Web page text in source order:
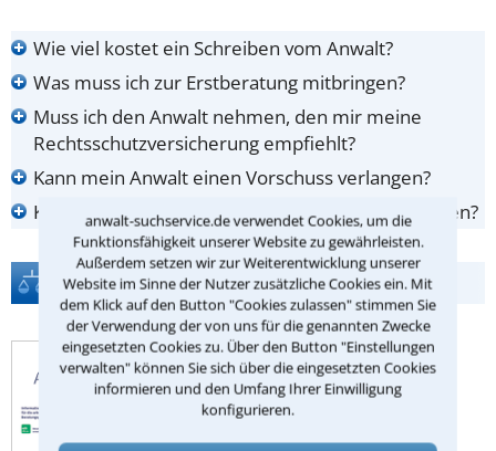
anwalt-suchservice.de verwendet Cookies, um die
Funktionsfähigkeit unserer Website zu gewährleisten.
Außerdem setzen wir zur Weiterentwicklung unserer
Website im Sinne der Nutzer zusätzliche Cookies ein. Mit
dem Klick auf den Button "Cookies zulassen" stimmen Sie
der Verwendung der von uns für die genannten Zwecke
eingesetzten Cookies zu. Über den Button "Einstellungen
verwalten" können Sie sich über die eingesetzten Cookies
informieren und den Umfang Ihrer Einwilligung
konfigurieren.
Wie viel kostet ein Schreiben vom Anwalt?
Was muss ich zur Erstberatung mitbringen?
Muss ich den Anwalt nehmen, den mir meine
Rechtsschutzversicherung empfiehlt?
Kann mein Anwalt einen Vorschuss verlangen?
Kann ich mich beim Anwalt anonym beraten lassen?
Rechtstipps
Autor: RAin FAinArbR Eva Einfeldt,DWF
Germany Rechtsanwaltsgesellschaft mbH
Aus: Arbeits-Rechtsberater, Heft 09/2022
BAG, Urt. 25.5.2022 - 6 AZR
224/21